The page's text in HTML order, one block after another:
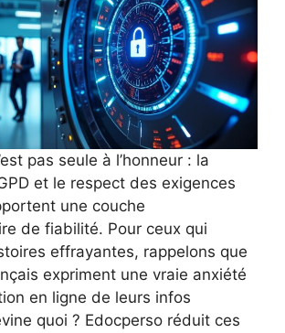
pas seule à l’honneur : la
et le respect des exigences
une couche
de fiabilité. Pour ceux qui
effrayantes, rappelons que
expriment une vraie anxiété
en ligne de leurs infos
quoi ? Edocperso réduit ces